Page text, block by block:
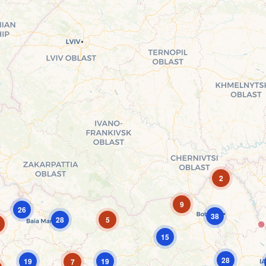
7
2
28
19
5
26
28
15
19
9
38